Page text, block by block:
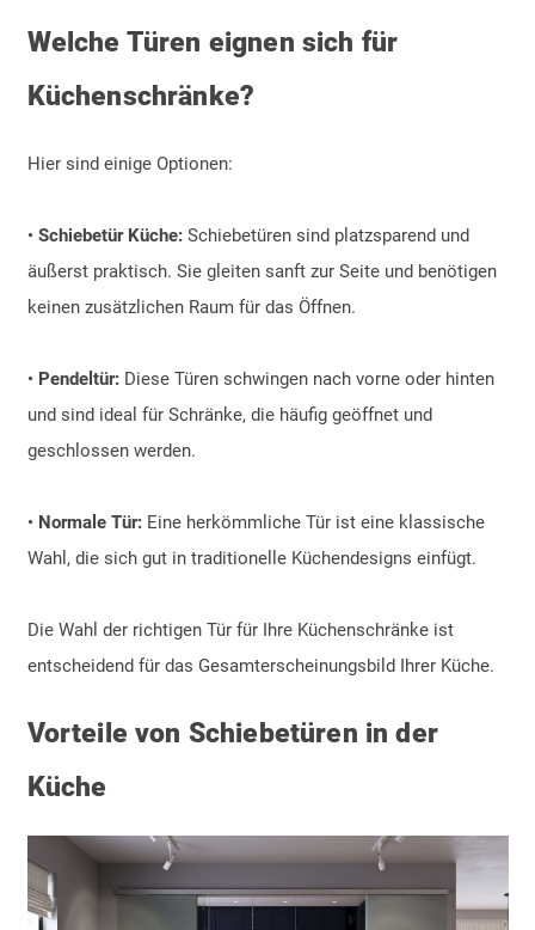
Welche Türen eignen sich für
Küchenschränke?
Hier sind einige Optionen:
• Schiebetür Küche:Schiebetüren sind platzsparend und
äußerst praktisch. Sie gleiten sanft zur Seite und benötigen
keinen zusätzlichen Raum für das Öffnen.
• Pendeltür:Diese Türen schwingen nach vorne oder hinten
und sind ideal für Schränke, die häufig geöffnet und
geschlossen werden.
• Normale Tür:Eine herkömmliche Tür ist eine klassische
Wahl, die sich gut in traditionelle Küchendesigns einfügt.
Die Wahl der richtigen Tür für Ihre Küchenschränke ist
entscheidend für das Gesamterscheinungsbild Ihrer Küche.
Vorteile von Schiebetüren in der
Küche